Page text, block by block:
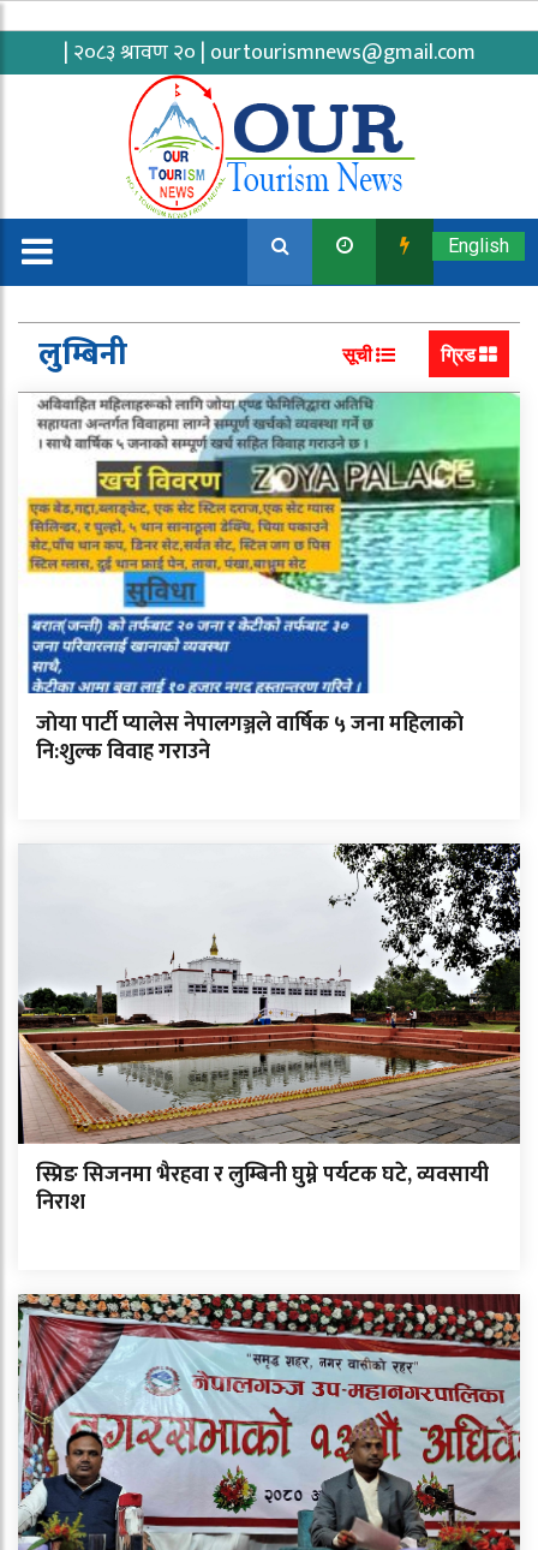
| २०८३ श्रावण २० | ourtourismnews@gmail.com
English
लुम्बिनी सूची ग्रिड
जाेया पार्टी प्यालेस नेपालगञ्जले वार्षिक ५ जना महिलाकाे
नि:शुल्क विवाह गराउने
स्प्रिङ सिजनमा भैरहवा र लुम्बिनी घुम्ने पर्यटक घटे, व्यवसायी
निराश